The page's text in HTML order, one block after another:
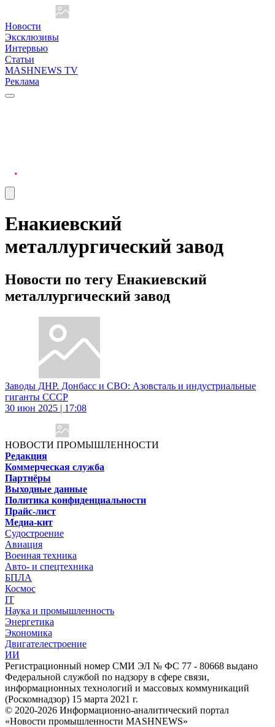
Новости
Эксклюзивы
Интервью
Статьи
MASHNEWS TV
Реклама
Енакиевский
металлургический завод
Новости по тегу Енакиевский
металлургический завод
Заводы ДНР. Донбасс и СВО: Азовсталь и индустриальные
гиганты СССР
30 июн 2025 | 17:08
НОВОСТИ ПРОМЫШЛЕННОСТИ
Редакция
Коммерческая служба
Партнёры
Выходные данные
Политика конфиденциальности
Прайс-лист
Медиа-кит
Судостроение
Авиация
Военная техника
Авто- и спецтехника
БПЛА
Космос
IT
Наука и промышленность
Энергетика
Экономика
Двигателестроение
ИИ
Регистрационный номер СМИ ЭЛ № ФС 77 - 80668 выдано
Федеральной службой по надзору в сфере связи,
информационных технологий и массовых коммуникаций
(Роскомнадзор) 15 марта 2021 г.
© 2020-2026 Информационно-аналитический портал
«Новости промышленности MASHNEWS»